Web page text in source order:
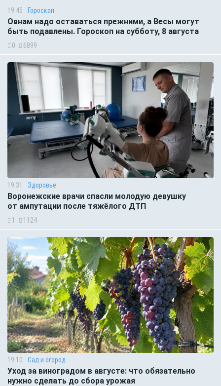
19:45 Гороскоп
Овнам надо оставаться прежними, а Весы могут
быть подавлены. Гороскоп на субботу, 8 августа
0 6899
19:31 Здоровье
Воронежские врачи спасли молодую девушку
от ампутации после тяжёлого ДТП
1 1124
19:10 Сад и огород
Уход за виноградом в августе: что обязательно
нужно сделать до сбора урожая